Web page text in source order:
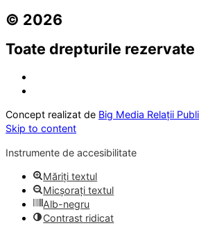
© 2026
Toate drepturile rezervate
Concept realizat de Big Media Relații
Skip to content
Instrumente de accesibilitate
Măriți textul
Micșorați textul
Alb-negru
Contrast ridicat